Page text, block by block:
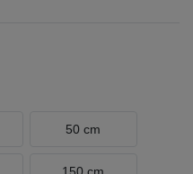
50 cm
150 cm